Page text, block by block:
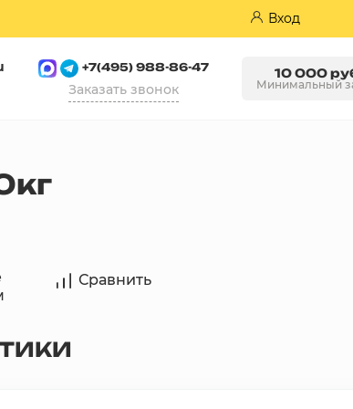
Вход
+7(495) 988-86-47
Заказать звонок
10 000
Минимальный
Сравнить